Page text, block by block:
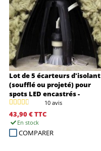
Lot de 5 écarteurs d'isolant
(soufflé ou projeté) pour
spots LED encastrés -
RAMSPOT LS10 avis
43,90 €TTC
En stock
COMPARER